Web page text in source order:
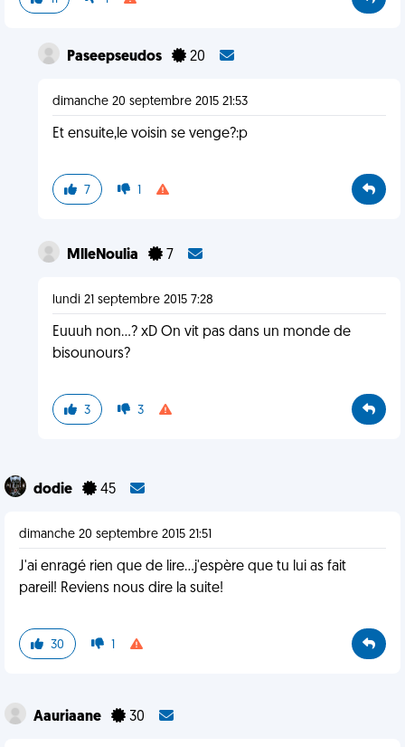
Paseepseudos 20
dimanche 20 septembre 2015 21:53
Et ensuite,le voisin se venge?:p
7 1
MlleNoulia 7
lundi 21 septembre 2015 7:28
Euuuh non...? xD On vit pas dans un monde de
bisounours?
3 3
dodie 45
dimanche 20 septembre 2015 21:51
J'ai enragé rien que de lire...j'espère que tu lui as fait
pareil! Reviens nous dire la suite!
30 1
Aauriaane 30